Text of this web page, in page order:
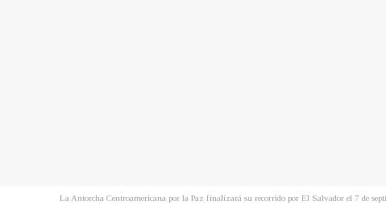
La Antorcha Centroamericana por la Paz finalizará su recorrido por El Salvador el 7 de